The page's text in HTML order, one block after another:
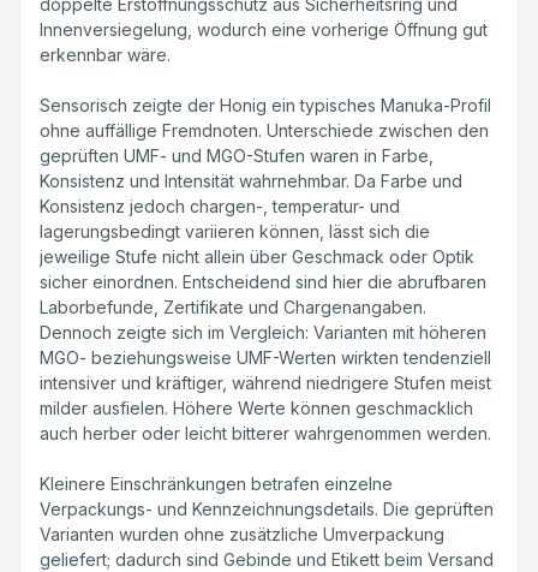
doppelte Erstöffnungsschutz aus Sicherheitsring und
Innenversiegelung, wodurch eine vorherige Öffnung gut
erkennbar wäre.
Sensorisch zeigte der Honig ein typisches Manuka-Profil
ohne auffällige Fremdnoten. Unterschiede zwischen den
geprüften UMF- und MGO-Stufen waren in Farbe,
Konsistenz und Intensität wahrnehmbar. Da Farbe und
Konsistenz jedoch chargen-, temperatur- und
lagerungsbedingt variieren können, lässt sich die
jeweilige Stufe nicht allein über Geschmack oder Optik
sicher einordnen. Entscheidend sind hier die abrufbaren
Laborbefunde, Zertifikate und Chargenangaben.
Dennoch zeigte sich im Vergleich: Varianten mit höheren
MGO- beziehungsweise UMF-Werten wirkten tendenziell
intensiver und kräftiger, während niedrigere Stufen meist
milder ausfielen. Höhere Werte können geschmacklich
auch herber oder leicht bitterer wahrgenommen werden.
Kleinere Einschränkungen betrafen einzelne
Verpackungs- und Kennzeichnungsdetails. Die geprüften
Varianten wurden ohne zusätzliche Umverpackung
geliefert; dadurch sind Gebinde und Etikett beim Versand